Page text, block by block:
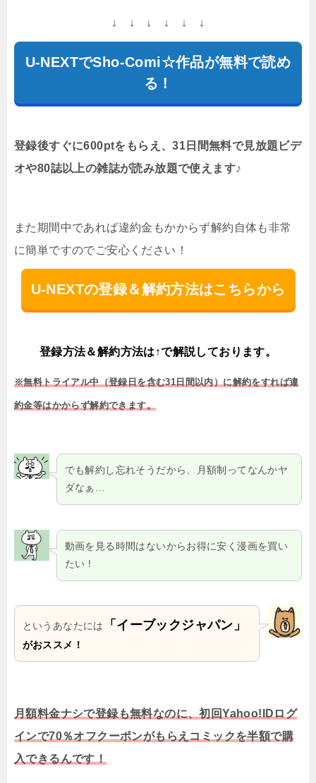
↓ ↓ ↓ ↓ ↓ ↓
U-NEXTでSho-Comi☆作品が無料で読め
る！
登録後すぐに600ptをもらえ、31日間無料で見放題ビデ
オや80誌以上の雑誌が読み放題で使えます♪
また期間中であれば違約金もかからず解約自体も非常
に簡単ですのでご安心ください！
U-NEXTの登録＆解約方法はこちらから
登録方法＆解約方法は↑で解説しております。
※無料トライアル中（登録日を含む31日間以内）に解約をすれば違
約金等はかからず解約できます。
でも解約し忘れそうだから、月額制ってなんかヤ
ダなぁ…
動画を見る時間はないからお得に安く漫画を買い
たい！
というあなたには 「イーブックジャパン」
がおススメ！
月額料金ナシで登録も無料なのに、初回Yahoo!IDログ
インで70％オフクーポンがもらえコミックを半額で購
入できるんです！